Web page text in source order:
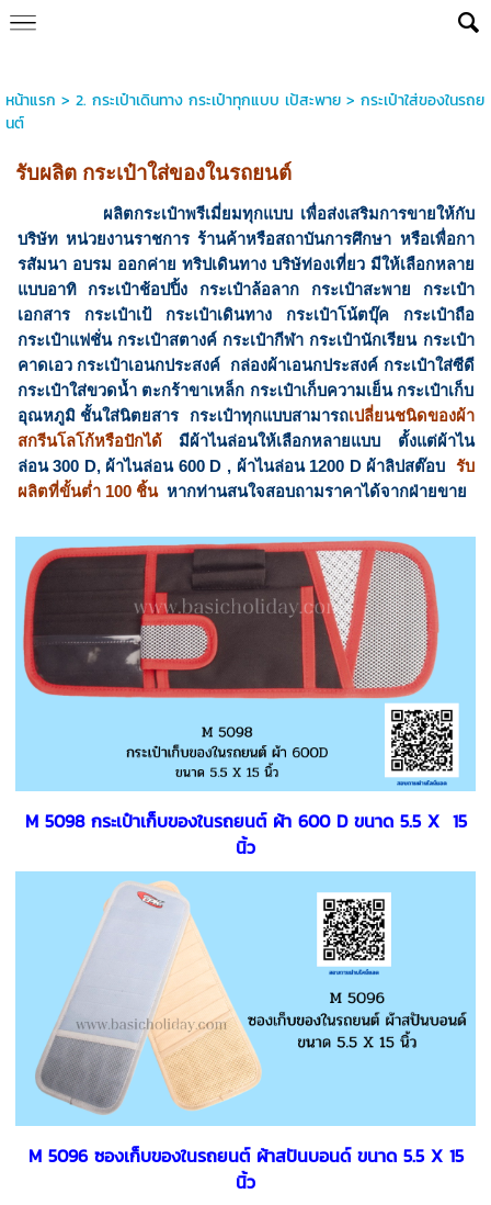
หน้าแรก > 2. กระเป๋าเดินทาง กระเป๋าทุกแบบ เป้สะพาย> กระเป๋าใส่ของในรถย
นต์
รับผลิต กระเป๋าใส่ของในรถยนต์
ผลิตกระเป๋าพรีเมี่ยมทุกแบบ เพื่อส่งเสริมการขายให้กับ
บริษัท หน่วยงานราชการ ร้านค้าหรือสถาบันการศึกษา หรือเพื่อกา
รสัมนา อบรม ออกค่าย ทริปเดินทาง บริษัท่องเที่ยว มีให้เลือกหลาย
แบบอาทิ กระเป๋าช้อปปิ้ง กระเป๋าล้อลาก กระเป๋าสะพาย กระเป๋า
เอกสาร กระเป๋าเป้ กระเป๋าเดินทาง กระเป๋าโน้ตบุ๊ค กระเป๋าถือ
กระเป๋าแฟชั่น กระเป๋าสตางค์ กระเป๋ากีฬา กระเป๋านักเรียน กระเป๋า
คาดเอว กระเป๋าเอนกประสงค์ กล่องผ้าเอนกประสงค์ กระเป๋าใส่ซีดี
กระเป๋าใส่ขวดน้ำ ตะกร้าขาเหล็ก กระเป๋าเก็บความเย็น กระเป๋าเก็บ
อุณหภูมิ ชั้นใส่นิตยสาร กระเป๋าทุกแบบสามารถเปลี่ยนชนิดของผ้า
สกรีนโลโก้หรือปักได้ มีผ้าไนล่อนให้เลือกหลายแบบ ตั้งแต่ผ้าไน
ล่อน 300 D, ผ้าไนล่อน 600 D , ผ้าไนล่อน 1200 D ผ้าลิปสต๊อบ รับ
ผลิตที่ขั้นต่ำ 100 ชิ้น หากท่านสนใจสอบถามราคาได้จากฝ่ายขาย
M 5098 กระเป๋าเก็บของในรถยนต์ ผ้า 600 D ขนาด 5.5 X 15
นิ้ว
M 5096 ซองเก็บของในรถยนต์ ผ้าสปันบอนด์ ขนาด 5.5 X 15
นิ้ว